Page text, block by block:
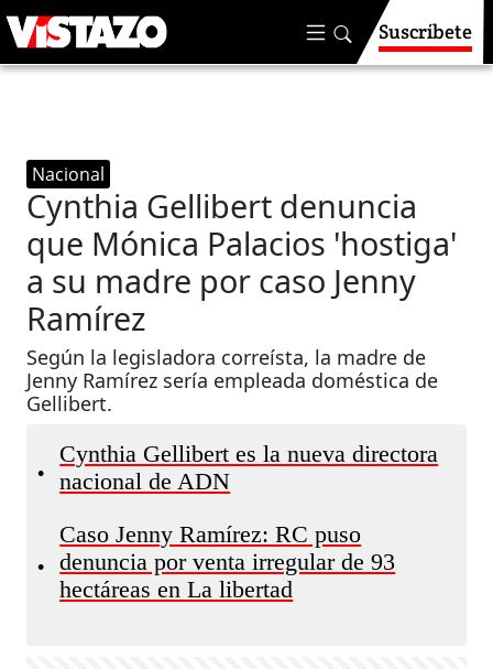
Suscríbete
Nacional
Cynthia Gellibert denuncia
que Mónica Palacios 'hostiga'
a su madre por caso Jenny
Ramírez
Según la legisladora correísta, la madre de
Jenny Ramírez sería empleada doméstica de
Gellibert.
•
Cynthia Gellibert es la nueva directora
nacional de ADN
•
Caso Jenny Ramírez: RC puso
denuncia por venta irregular de 93
hectáreas en La libertad